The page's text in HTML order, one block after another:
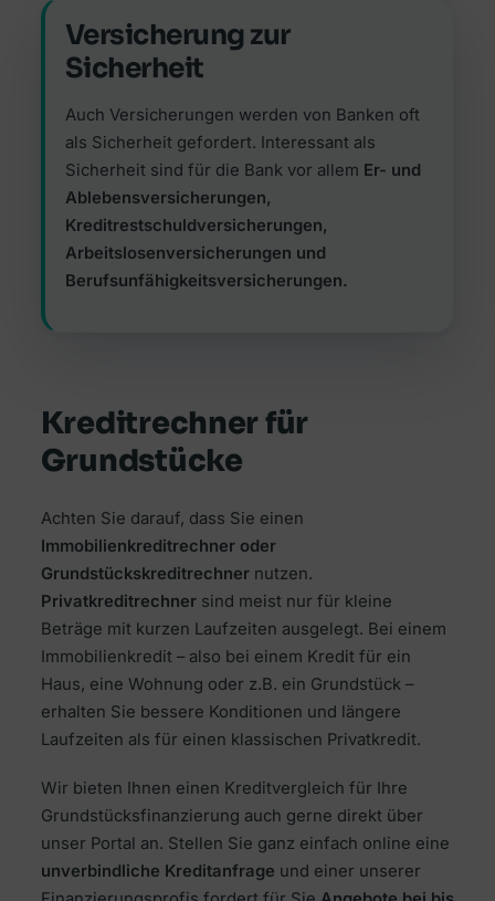
Versicherung zur
Sicherheit
Auch Versicherungen werden von Banken oft
als Sicherheit gefordert. Interessant als
Sicherheit sind für die Bank vor allem Er- und
Ablebensversicherungen,
Kreditrestschuldversicherungen,
Arbeitslosenversicherungen und
Berufsunfähigkeitsversicherungen.
Kreditrechner für
Grundstücke
Achten Sie darauf, dass Sie einen
Immobilienkreditrechner oder
Grundstückskreditrechnernutzen.
Privatkreditrechnersind meist nur für kleine
Beträge mit kurzen Laufzeiten ausgelegt. Bei einem
Immobilienkredit – also bei einem Kredit für ein
Haus, eine Wohnung oder z.B. ein Grundstück –
erhalten Sie bessere Konditionen und längere
Laufzeiten als für einen klassischen Privatkredit.
Wir bieten Ihnen einen Kreditvergleich für Ihre
Grundstücksfinanzierung auch gerne direkt über
unser Portal an. Stellen Sie ganz einfach online eine
unverbindliche Kreditanfrage und einer unserer